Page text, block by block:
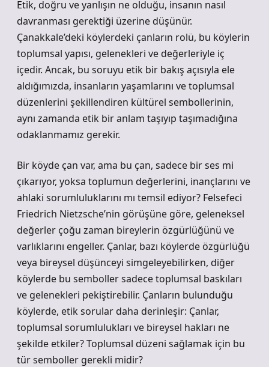
Etik, doğru ve yanlışın ne olduğu, insanın nasıl
davranması gerektiği üzerine düşünür.
Çanakkale’deki köylerdeki çanların rolü, bu köylerin
toplumsal yapısı, gelenekleri ve değerleriyle iç
içedir. Ancak, bu soruyu etik bir bakış açısıyla ele
aldığımızda, insanların yaşamlarını ve toplumsal
düzenlerini şekillendiren kültürel sembollerinin,
aynı zamanda etik bir anlam taşıyıp taşımadığına
odaklanmamız gerekir.
Bir köyde çan var, ama bu çan, sadece bir ses mi
çıkarıyor, yoksa toplumun değerlerini, inançlarını ve
ahlaki sorumluluklarını mı temsil ediyor? Felsefeci
Friedrich Nietzsche’nin görüşüne göre, geleneksel
değerler çoğu zaman bireylerin özgürlüğünü ve
varlıklarını engeller. Çanlar, bazı köylerde özgürlüğü
veya bireysel düşünceyi simgeleyebilirken, diğer
köylerde bu semboller sadece toplumsal baskıları
ve gelenekleri pekiştirebilir. Çanların bulunduğu
köylerde, etik sorular daha derinleşir: Çanlar,
toplumsal sorumlulukları ve bireysel hakları ne
şekilde etkiler? Toplumsal düzeni sağlamak için bu
tür semboller gerekli midir?